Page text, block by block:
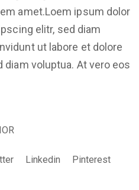
amet.Loem ipsum dolor
elitr, sed diam
ut labore et dolore
diam voluptua. At vero eos
Linkedin Pinterest